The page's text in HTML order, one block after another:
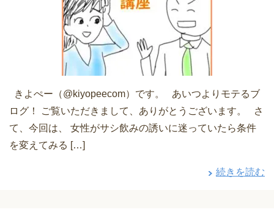
きよぺー（@kiyopeecom）です。 あいつよりモテるブ
ログ！ ご覧いただきまして、ありがとうございます。 さ
て、今回は、 女性がサシ飲みの誘いに迷っていたら条件
を変えてみる […]
続きを読む